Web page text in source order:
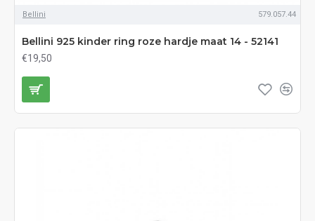
Bellini 579.057.44
Bellini 925 kinder ring roze hardje maat 14 - 52141
€19,50